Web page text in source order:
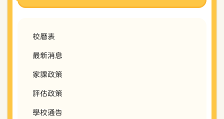
校曆表
最新消息
家課政策
評估政策
學校通告